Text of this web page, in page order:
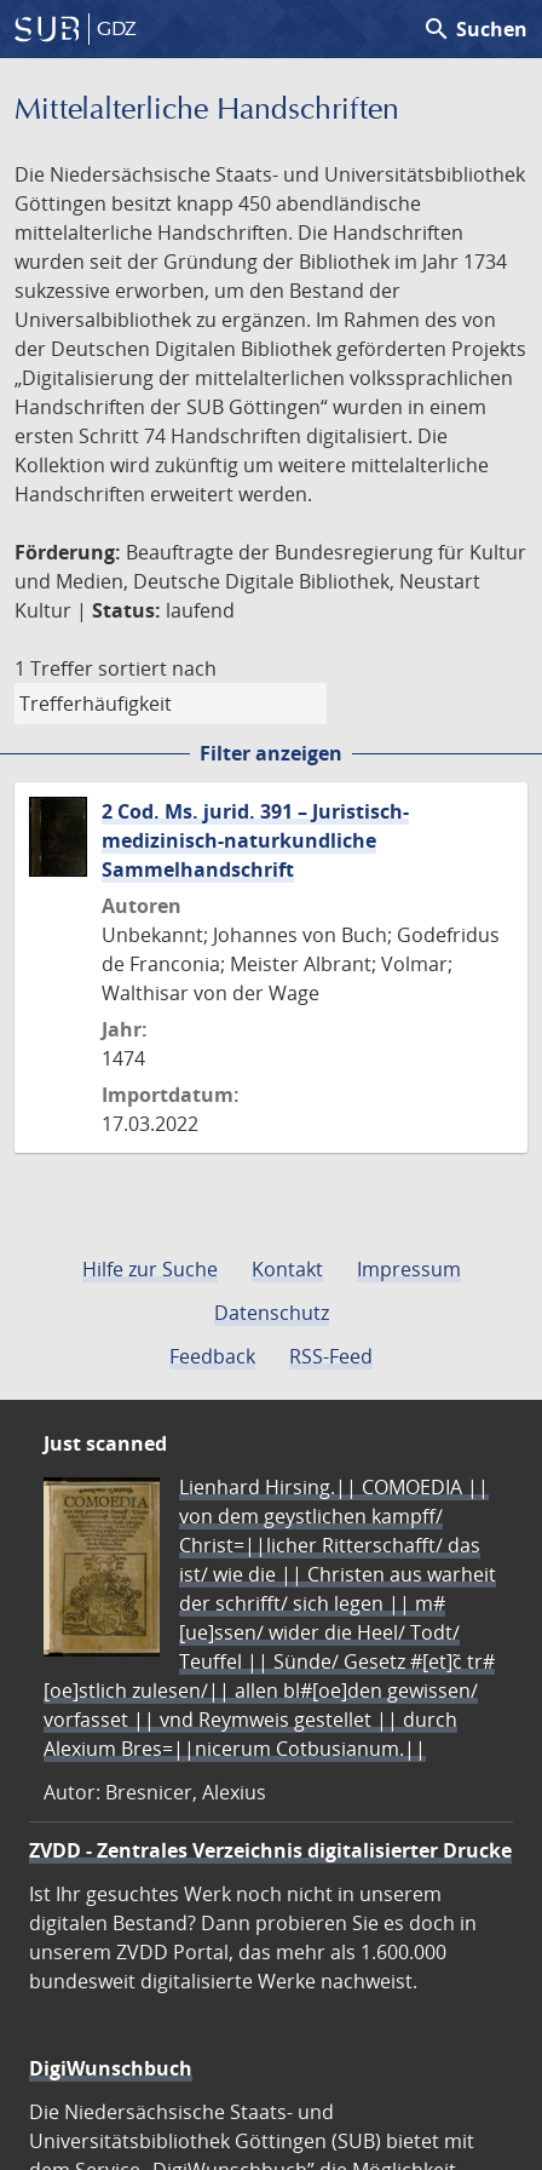
GDZ search Suchen
Mittelalterliche Handschriften
Die Niedersächsische Staats- und Universitätsbibliothek
Göttingen besitzt knapp 450 abendländische
mittelalterliche Handschriften. Die Handschriften
wurden seit der Gründung der Bibliothek im Jahr 1734
sukzessive erworben, um den Bestand der
Universalbibliothek zu ergänzen. Im Rahmen des von
der Deutschen Digitalen Bibliothek geförderten Projekts
„Digitalisierung der mittelalterlichen volkssprachlichen
Handschriften der SUB Göttingen“ wurden in einem
ersten Schritt 74 Handschriften digitalisiert. Die
Kollektion wird zukünftig um weitere mittelalterliche
Handschriften erweitert werden.
Förderung: Beauftragte der Bundesregierung für Kultur
und Medien, Deutsche Digitale Bibliothek, Neustart
Kultur | Status: laufend
1 Treffer sortiert nach
Filter anzeigen
2 Cod. Ms. jurid. 391 – Juristisch-
medizinisch-naturkundliche
Sammelhandschrift
Autoren
Unbekannt; Johannes von Buch; Godefridus
de Franconia; Meister Albrant; Volmar;
Walthisar von der Wage
Jahr:
1474
Importdatum:
17.03.2022
Hilfe zur Suche Kontakt
Impressum
Datenschutz
Feedback
RSS-Feed
Just scanned
Lienhard Hirsing.|| COMOEDIA ||
von dem geystlichen kampff/
Christ=||licher Ritterschafft/ das
ist/ wie die || Christen aus warheit
der schrifft/ sich legen || m#
[ue]ssen/ wider die Heel/ Todt/
Teuffel || Sünde/ Gesetz #[et]c̃ tr#
[oe]stlich zulesen/|| allen bl#[oe]den gewissen/
vorfasset || vnd Reymweis gestellet || durch
Alexium Bres=||nicerum Cotbusianum.||
Autor: Bresnicer, Alexius
ZVDD - Zentrales Verzeichnis digitalisierter Drucke
Ist Ihr gesuchtes Werk noch nicht in unserem
digitalen Bestand? Dann probieren Sie es doch in
unserem ZVDD Portal, das mehr als 1.600.000
bundesweit digitalisierte Werke nachweist.
DigiWunschbuch
Die Niedersächsische Staats- und
Universitätsbibliothek Göttingen (SUB) bietet mit